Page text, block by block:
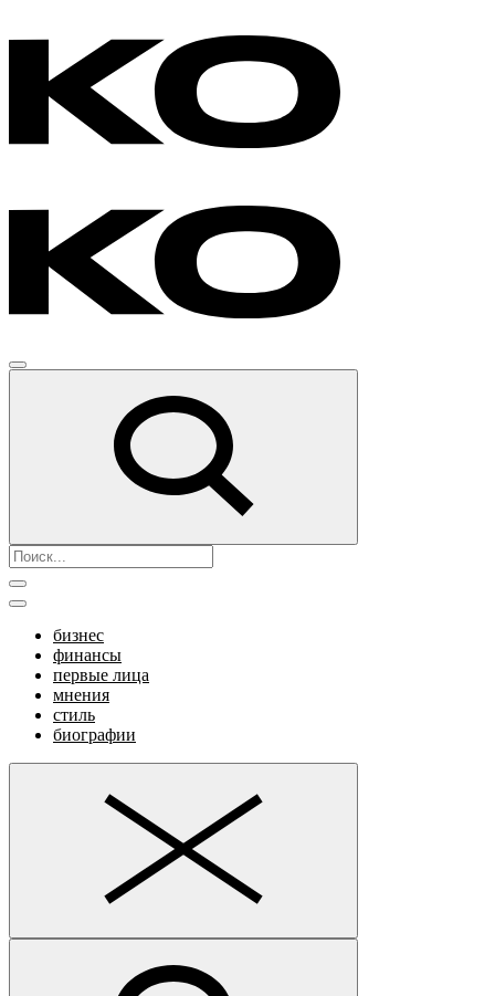
бизнес
финансы
первые лица
мнения
стиль
биографии